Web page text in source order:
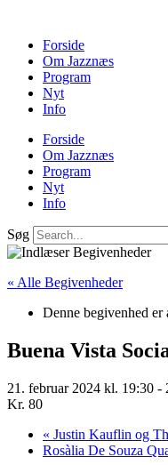
Forside
Om Jazznæs
Program
Nyt
Info
Forside
Om Jazznæs
Program
Nyt
Info
Søg
« Alle Begivenheder
Denne begivenhed er
Buena Vista
21. februar 2024 kl. 19:30 -
Kr. 80
« Justin Kauflin og
Rosàlia De Souza